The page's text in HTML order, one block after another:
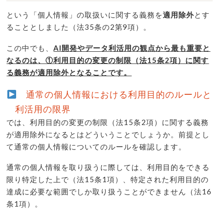
という「個人情報」の取扱いに関する義務を適用除外とす
ることとしました（法35条の2第9項）。
この中でも、 AI開発やデータ利活用の観点から最も重要と
なるのは、①利用目的の変更の制限（法15条2項）に関す
る義務が適用除外となることです。
通常の個人情報における利用目的のルールと
利活用の限界
では、利用目的の変更の制限（法15条2項）に関する義務
が適用除外になるとはどういうことでしょうか。前提とし
て通常の個人情報についてのルールを確認します。
通常の個人情報を取り扱うに際しては、利用目的をできる
限り特定した上で（法15条1項）、特定された利用目的の
達成に必要な範囲でしか取り扱うことができません（法16
条1項）。